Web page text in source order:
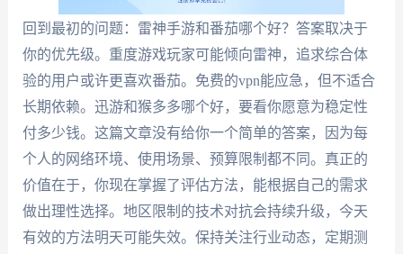
回到最初的问题：雷神手游和番茄哪个好？答案取决于
你的优先级。重度游戏玩家可能倾向雷神，追求综合体
验的用户或许更喜欢番茄。免费的vpn能应急，但不适合
长期依赖。迅游和猴多多哪个好，要看你愿意为稳定性
付多少钱。这篇文章没有给你一个简单的答案，因为每
个人的网络环境、使用场景、预算限制都不同。真正的
价值在于，你现在掌握了评估方法，能根据自己的需求
做出理性选择。地区限制的技术对抗会持续升级，今天
有效的方法明天可能失效。保持关注行业动态，定期测